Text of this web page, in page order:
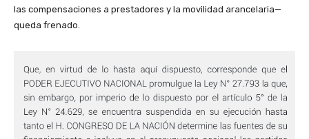
las compensaciones a prestadores y la movilidad arancelaria—
queda frenado.